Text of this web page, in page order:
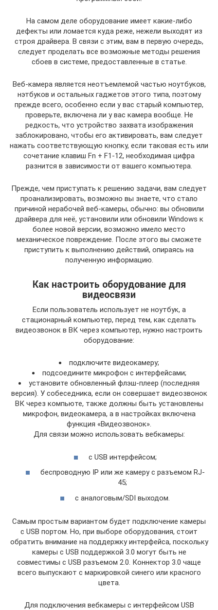
На самом деле оборудование имеет какие-либо
дефекты или ломается куда реже, нежели выходят из
строя драйвера. В связи с этим, вам в первую очередь,
следует проделать все возможные методы решения
сбоев в системе, предоставленные в статье.
Веб-камера является неотъемлемой частью ноутбуков,
нэтбуков и остальных гаджетов этого типа, поэтому
прежде всего, особенно если у вас старый компьютер,
проверьте, включена ли у вас камера вообще. Не
редкость, что устройство захвата изображения
заблокировано, чтобы его активировать, вам следует
нажать соответствующую кнопку, если таковая есть или
сочетание клавиш Fn + F1-12, необходимая цифра
разнится в зависимости от вашего компьютера.
Прежде, чем приступать к решению задачи, вам следует
проанализировать, возможно вы знаете, что стало
причиной нерабочей веб-камеры, обычно: вы обновили
драйвера для неё, установили или обновили Windows к
более новой версии, возможно имело место
механическое повреждение. После этого вы сможете
приступить к выполнению действий, опираясь на
полученную информацию.
Как настроить оборудование для
видеосвязи
Если пользователь использует не ноутбук, а
стационарный компьютер, перед тем, как сделать
видеозвонок в ВК через компьютер, нужно настроить
оборудование:
подключите видеокамеру;
подсоедините микрофон с интерфейсами;
установите обновленный флэш-плеер (последняя
версия). У собеседника, если он совершает видеозвонок
ВК через компьюте, также должны быть установлены
микрофон, видеокамера, а в настройках включена
функция «Видеозвонок».
Для связи можно использовать вебкамеры:
c USB интерфейсом;
беспроводную IP или же камеру с разъемом RJ-
45;
с аналоговым/SDI выходом.
Самым простым вариантом будет подключение камеры
с USB портом. Но, при выборе оборудования, стоит
обратить внимание на поддержку интерфейса, поскольку
камеры с USB поддержкой 3.0 могут быть не
совместимы с USB разъемом 2.0. Коннектор 3.0 чаще
всего выпускают с маркировкой синего или красного
цвета.
Для подключения вебкамеры c интерфейсом USB